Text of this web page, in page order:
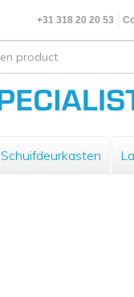
+31 318 20 20 53
Schuifdeurkasten